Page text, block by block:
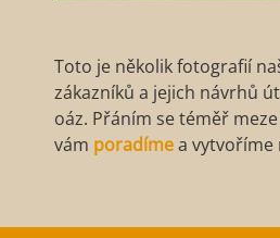
Toto je několik fotografií
zákazníků a jejich návrhů
oáz. Přáním se téměř
vám poradímea vytvoříme